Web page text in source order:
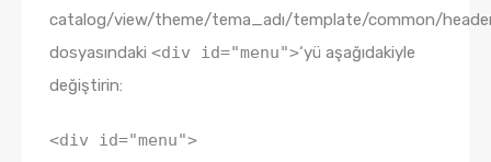
catalog/view/theme/tema_adı/template/common/
dosyasındaki <div id="menu">‘yü aşağıdakiyle
değiştirin:
<div id="menu">